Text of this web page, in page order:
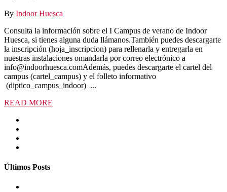
By Indoor Huesca
Consulta la información sobre el I Campus de verano de Indoor
Huesca, si tienes alguna duda llámanos.También puedes descargarte
la inscripción (hoja_inscripcion) para rellenarla y entregarla en
nuestras instalaciones omandarla por correo electrónico a
info@indoorhuesca.comAdemás, puedes descargarte el cartel del
campus (cartel_campus) y el folleto informativo
(diptico_campus_indoor) ...
READ MORE
Últimos Posts